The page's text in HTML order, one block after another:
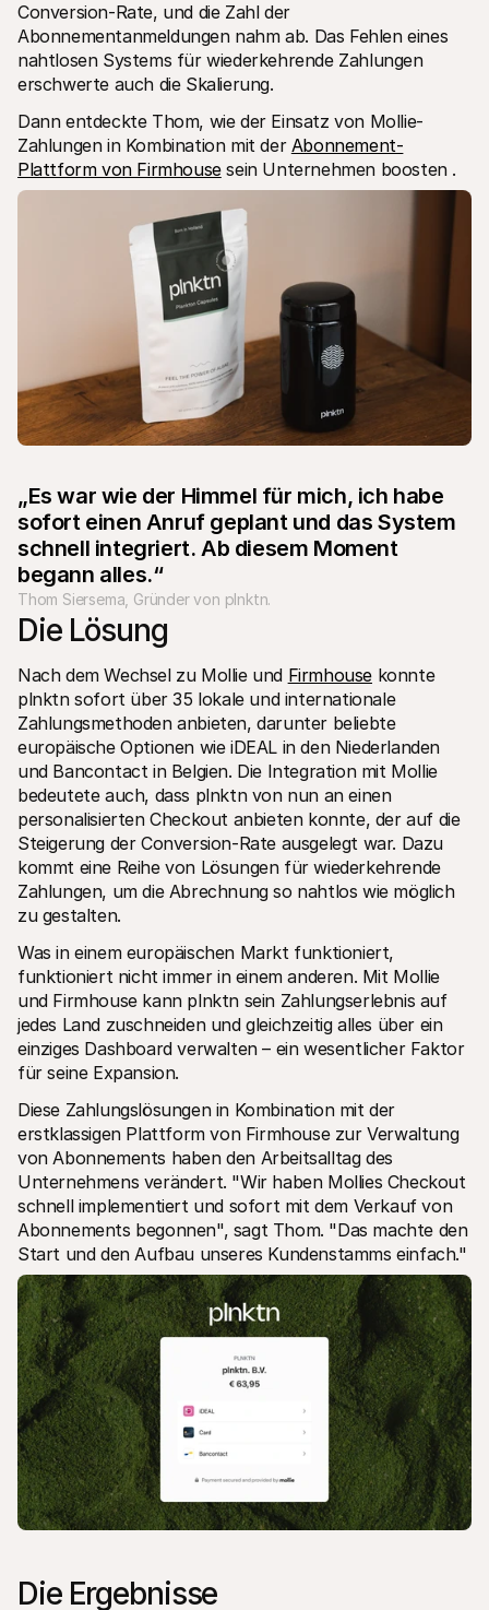
Conversion-Rate, und die Zahl der
Abonnementanmeldungen nahm ab. Das Fehlen eines
nahtlosen Systems für wiederkehrende Zahlungen
erschwerte auch die Skalierung.
Dann entdeckte Thom, wie der Einsatz von Mollie-
Zahlungen in Kombination mit der Abonnement-
Plattform von Firmhouse sein Unternehmen boosten .
„Es war wie der Himmel für mich, ich habe
sofort einen Anruf geplant und das System
schnell integriert. Ab diesem Moment
begann alles.“
Thom Siersema, Gründer von plnktn.
Die Lösung
Nach dem Wechsel zu Mollie und Firmhouse konnte
plnktn sofort über 35 lokale und internationale
Zahlungsmethoden anbieten, darunter beliebte
europäische Optionen wie iDEAL in den Niederlanden
und Bancontact in Belgien. Die Integration mit Mollie
bedeutete auch, dass plnktn von nun an einen
personalisierten Checkout anbieten konnte, der auf die
Steigerung der Conversion-Rate ausgelegt war. Dazu
kommt eine Reihe von Lösungen für wiederkehrende
Zahlungen, um die Abrechnung so nahtlos wie möglich
zu gestalten.
Was in einem europäischen Markt funktioniert,
funktioniert nicht immer in einem anderen. Mit Mollie
und Firmhouse kann plnktn sein Zahlungserlebnis auf
jedes Land zuschneiden und gleichzeitig alles über ein
einziges Dashboard verwalten – ein wesentlicher Faktor
für seine Expansion.
Diese Zahlungslösungen in Kombination mit der
erstklassigen Plattform von Firmhouse zur Verwaltung
von Abonnements haben den Arbeitsalltag des
Unternehmens verändert. "Wir haben Mollies Checkout
schnell implementiert und sofort mit dem Verkauf von
Abonnements begonnen", sagt Thom. "Das machte den
Die Ergebnisse